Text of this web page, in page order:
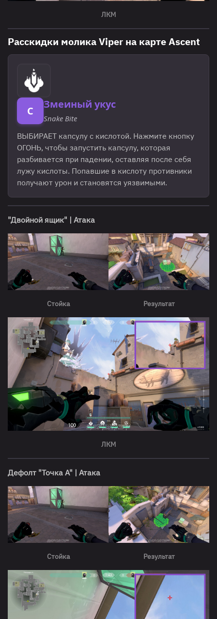
ЛКМ
Расскидки молика Viper на карте Ascent
C Змеиный укус
Snake Bite
ВЫБИРАЕТ капсулу с кислотой. Нажмите кнопку
ОГОНЬ, чтобы запустить капсулу, которая
разбивается при падении, оставляя после себя
лужу кислоты. Попавшие в кислоту противники
получают урон и становятся уязвимыми.
"Двойной ящик" | Атака
Стойка Результат
ЛКМ
Дефолт "Точка А" | Атака
Стойка Результат